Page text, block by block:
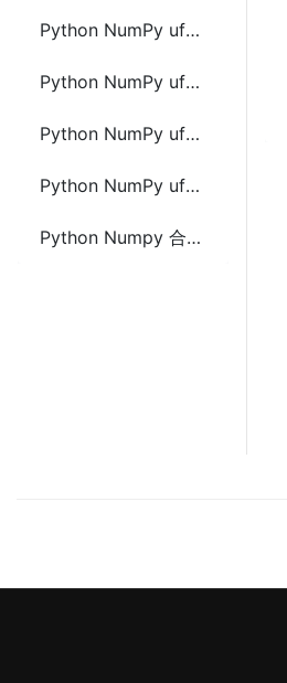
Python NumPy ufunc gcd 最大公分母
Python NumPy ufunc 三角函数
Python NumPy ufunc 双曲函数(sinh、cosh、arctanh)
Python NumPy ufunc 集合操作(unique、union1d、intersect1d、setdiff1d、setxor1d)
Python Numpy 合并数组(stack、vstack和hstack)